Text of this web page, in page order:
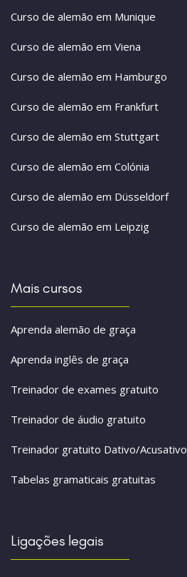
Curso de alemão em Munique
Curso de alemão em Viena
Curso de alemão em Hamburgo
Curso de alemão em Frankfurt
Curso de alemão em Stuttgart
Curso de alemão em Colónia
Curso de alemão em Düsseldorf
Curso de alemão em Leipzig
Mais cursos
Aprenda alemão de graça
Aprenda inglês de graça
Treinador de exames gratuito
Treinador de áudio gratuito
Treinador gratuito Dativo/Acusativo
Tabelas gramaticais gratuitas
Ligações legais